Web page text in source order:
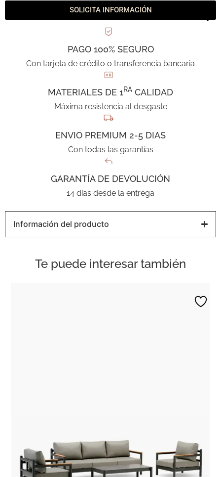
SOLICITA INFORMACIÓN
PAGO 100% SEGURO
Con tarjeta de crédito o transferencia bancaria
MATERIALES DE 1RA CALIDAD
Máxima resistencia al desgaste
ENVIO PREMIUM 2-5 DIAS
Con todas las garantías
GARANTÍA DE DEVOLUCIÓN
14 días desde la entrega
Información del producto
Te puede interesar también